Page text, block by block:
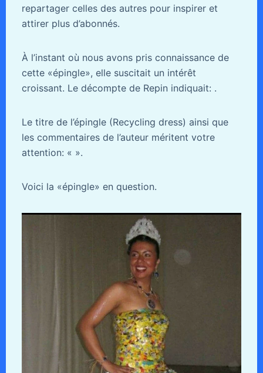
repartager celles des autres pour inspirer et
attirer plus d’abonnés.
À l’instant où nous avons pris connaissance de
cette «épingle», elle suscitait un intérêt
croissant. Le décompte de Repin indiquait: .
Le titre de l’épingle (Recycling dress) ainsi que
les commentaires de l’auteur méritent votre
attention: « ».
Voici la «épingle» en question.